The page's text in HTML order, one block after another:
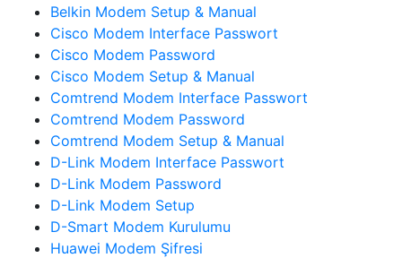
Belkin Modem Setup & Manual
Cisco Modem Interface Passwort
Cisco Modem Password
Cisco Modem Setup & Manual
Comtrend Modem Interface Passwort
Comtrend Modem Password
Comtrend Modem Setup & Manual
D-Link Modem Interface Passwort
D-Link Modem Password
D-Link Modem Setup
D-Smart Modem Kurulumu
Huawei Modem Şifresi